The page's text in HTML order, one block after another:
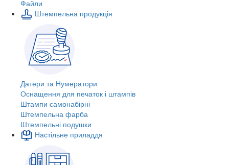
Файли
Штемпельна продукція
Датери та Нумератори
Оснащення для печаток і штампів
Штампи самонабірні
Штемпельна фарба
Штемпельні подушки
Настільне приладдя